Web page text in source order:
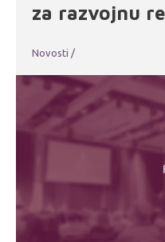
za razvojnu
Novosti /